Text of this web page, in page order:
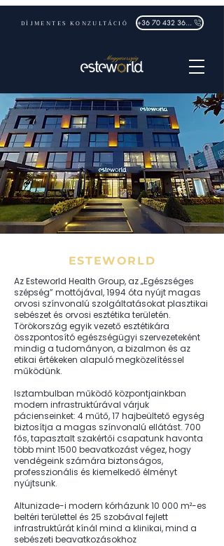
DÍJMENTES KONZULTÁCIÓ +36 70 432 3632
ESTEWORLD
Az Esteworld Health Group, az „Egészséges
szépség” mottójával, 1994 óta nyújt magas
orvosi színvonalú szolgáltatásokat plasztikai
sebészet és orvosi esztétika területén.
Törökország egyik vezető esztétikára
összpontosító egészségügyi szervezeteként
mindig a tudományon, a bizalmon és az
etikai értékeken alapuló megközelítéssel
működünk.
Isztambulban működő központjainkban
modern infrastruktúrával várjuk
pácienseinket: 4 műtő, 17 hajbeültető egység
biztosítja a magas színvonalú ellátást. 700
fős, tapasztalt szakértői csapatunk havonta
több mint 1500 beavatkozást végez, hogy
vendégeink számára biztonságos,
professzionális és kiemelkedő élményt
nyújtsunk.
Altunizade-i modern kórházunk 10 000 m²-es
beltéri területtel és 25 szobával fejlett
infrastruktúrát kínál mind a klinikai, mind a
sebészeti beavatkozásokhoz